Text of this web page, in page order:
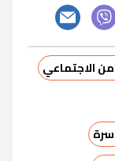
الاجتماعي